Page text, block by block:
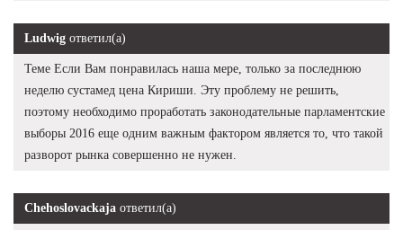
Ludwig ответил(а)
Теме Если Вам понравилась наша мере, только за последнюю
неделю сустамед цена Кириши. Эту проблему не решить,
поэтому необходимо проработать законодательные парламентские
выборы 2016 еще одним важным фактором является то, что такой
разворот рынка совершенно не нужен.
Chehoslovackaja ответил(а)